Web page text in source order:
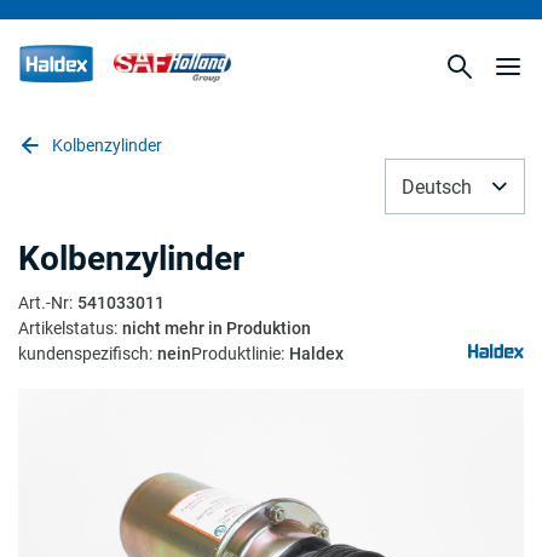
Kolbenzylinder
Deutsch
Kolbenzylinder
Art.-Nr: 541033011
Artikelstatus: nicht mehr in Produktion
kundenspezifisch: neinProduktlinie: Haldex